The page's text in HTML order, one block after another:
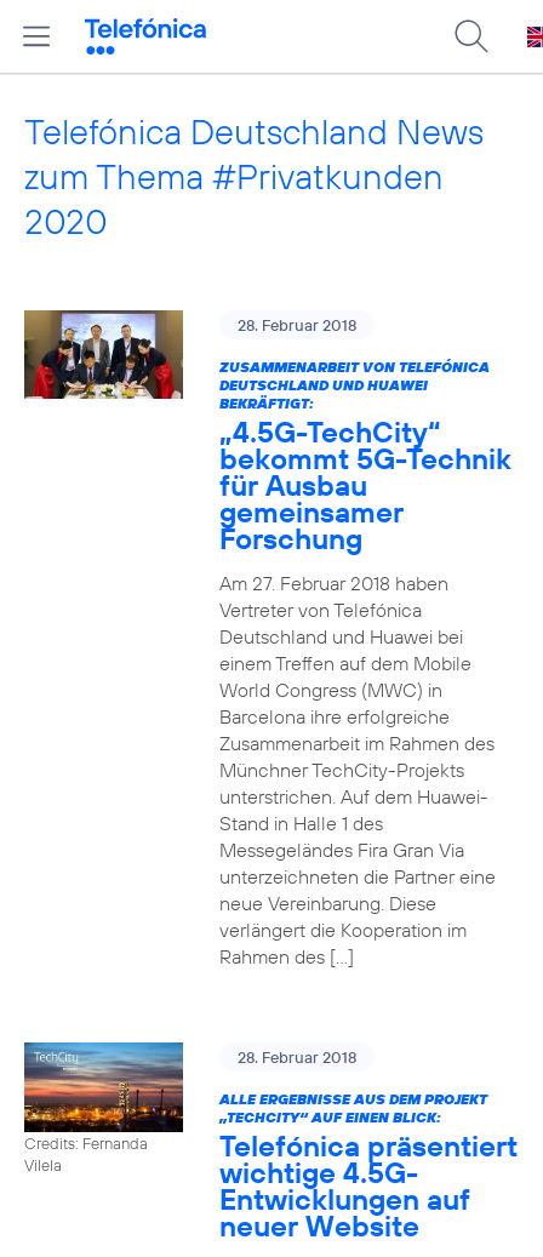
Telefónica Deutschland News
zum Thema #Privatkunden
2020
28. Februar 2018
ZUSAMMENARBEIT VON TELEFÓNICA
DEUTSCHLAND UND HUAWEI
BEKRÄFTIGT:
„4.5G-TechCity“
bekommt 5G-Technik
für Ausbau
gemeinsamer
Forschung
Am 27. Februar 2018 haben
Vertreter von Telefónica
Deutschland und Huawei bei
einem Treffen auf dem Mobile
World Congress (MWC) in
Barcelona ihre erfolgreiche
Zusammenarbeit im Rahmen des
Münchner TechCity-Projekts
unterstrichen. Auf dem Huawei-
Stand in Halle 1 des
Messegeländes Fira Gran Via
unterzeichneten die Partner eine
neue Vereinbarung. Diese
verlängert die Kooperation im
Rahmen des […]
Credits: Fernanda
Vilela
28. Februar 2018
ALLE ERGEBNISSE AUS DEM PROJEKT
„TECHCITY“ AUF EINEN BLICK:
Telefónica präsentiert
wichtige 4.5G-
Entwicklungen auf
neuer Website